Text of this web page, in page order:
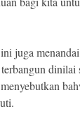
juga
dinilai